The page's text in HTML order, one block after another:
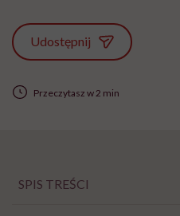
Udostępnij
Przeczytasz w 2 min
SPIS TREŚCI